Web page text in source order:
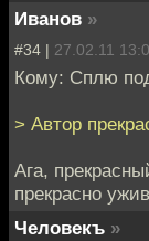
Иванов »
#34 | 27.02.11
Кому: Сплю
> Автор
Ага,
прекрасно
Человекъ »